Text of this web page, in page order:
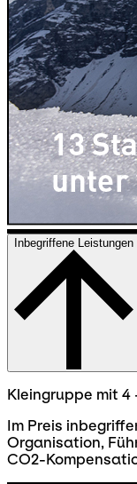
Inbegriffene Leistungen
Kleingruppe mit 4
Im Preis
Organisation,
CO2-